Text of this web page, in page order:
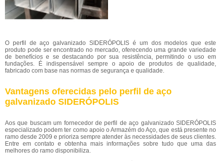
O perfil de aço galvanizado SIDERÓPOLIS é um dos modelos que este
produto pode ser encontrado no mercado, oferecendo uma grande variedade
de benefícios e se destacando por sua resistência, permitindo o uso em
fundações. É indispensável sempre o apoio de produtos de qualidade,
fabricado com base nas normas de segurança e qualidade.
Vantagens oferecidas pelo perfil de aço
galvanizado SIDERÓPOLIS
Aos que buscam um fornecedor de perfil de aço galvanizado SIDERÓPOLIS
especializado podem ter como apoio o Armazém do Aço, que está presente no
ramo desde 2009 e prioriza sempre atender às necessidades de seus clientes.
Entre em contato e obtenha mais informações sobre tudo que uma das
melhores do ramo disponibiliza.